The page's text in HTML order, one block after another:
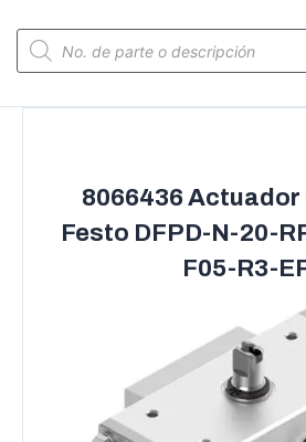
8066436
Festo DFPD-N-20-
F05-R3-